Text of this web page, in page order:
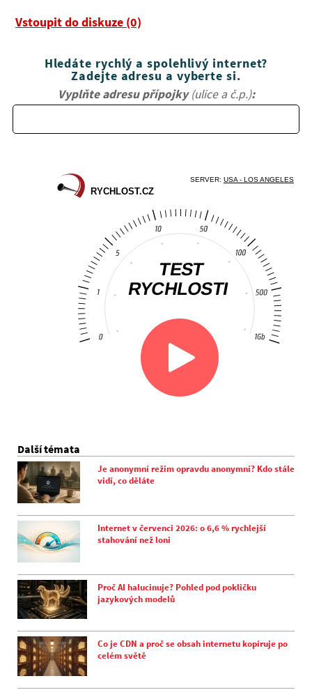
Vstoupit do diskuze (0)
Hledáte rychlý a spolehlivý internet?
Zadejte adresu a vyberte si.
Vyplňte adresu přípojky(ulice a č.p.):
Další témata
Je anonymní režim opravdu anonymní? Kdo stále
vidí, co děláte
Internet v červenci 2026: o 6,6 % rychlejší
stahování než loni
Proč AI halucinuje? Pohled pod pokličku
jazykových modelů
Co je CDN a proč se obsah internetu kopíruje po
celém světě